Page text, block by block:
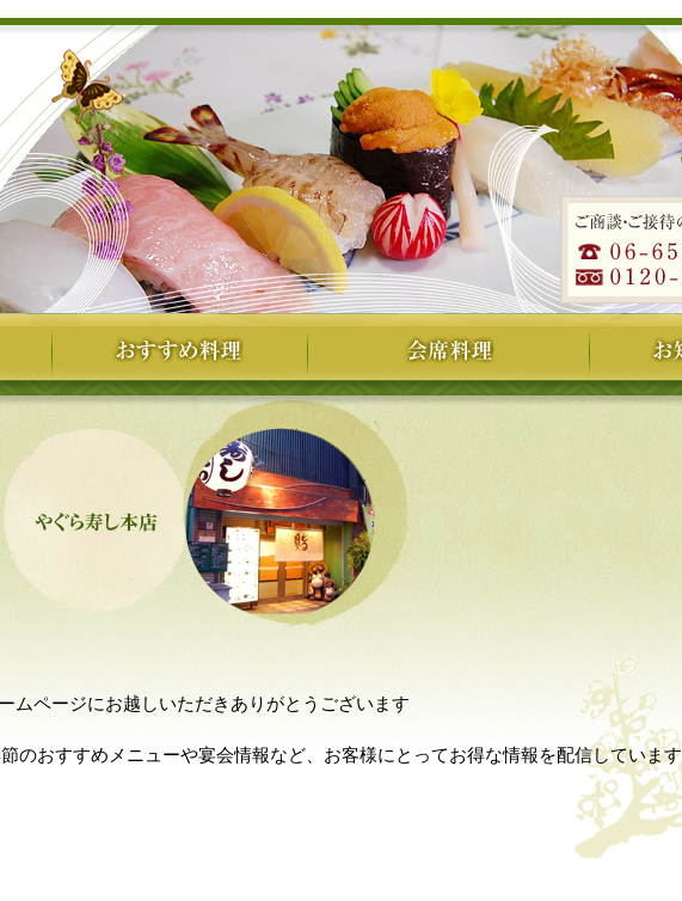
のおすすめメニューや宴会情報など、お客様にとってお得な情報を配信しています